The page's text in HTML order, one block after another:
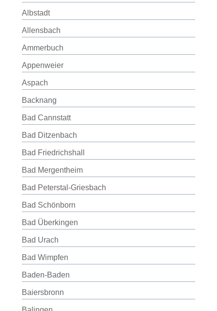
Albstadt
Allensbach
Ammerbuch
Appenweier
Aspach
Backnang
Bad Cannstatt
Bad Ditzenbach
Bad Friedrichshall
Bad Mergentheim
Bad Peterstal-Griesbach
Bad Schönborn
Bad Überkingen
Bad Urach
Bad Wimpfen
Baden-Baden
Baiersbronn